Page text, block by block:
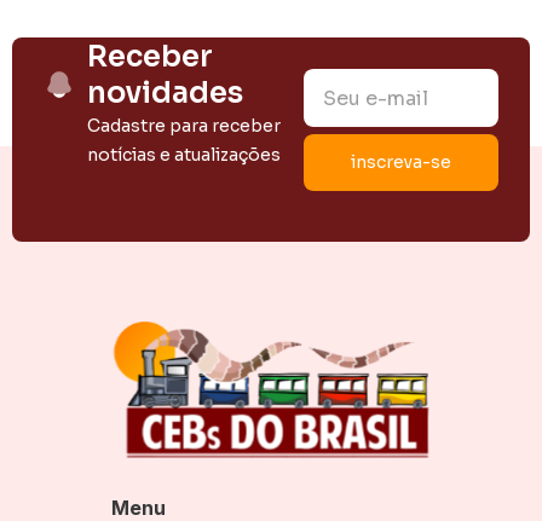
Receber
novidades
Cadastre para receber
notícias e atualizações
Menu